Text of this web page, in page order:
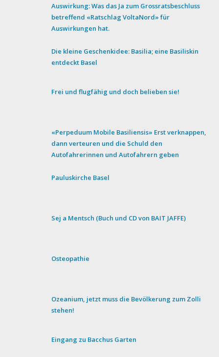
Auswirkung: Was das Ja zum Grossratsbeschluss
betreffend «Ratschlag VoltaNord» für
Auswirkungen hat.
Die kleine Geschenkidee: Basilia; eine Basiliskin
entdeckt Basel
Frei und flugfähig und doch belieben sie!
«Perpeduum Mobile Basiliensis» Erst verknappen,
dann verteuren und die Schuld den
Autofahrerinnen und Autofahrern geben
Pauluskirche Basel
Sej a Mentsch (Buch und CD von BAIT JAFFE)
Osteopathie
Ozeanium, jetzt muss die Bevölkerung zum Zolli
stehen!
Eingang zu Bacchus Garten